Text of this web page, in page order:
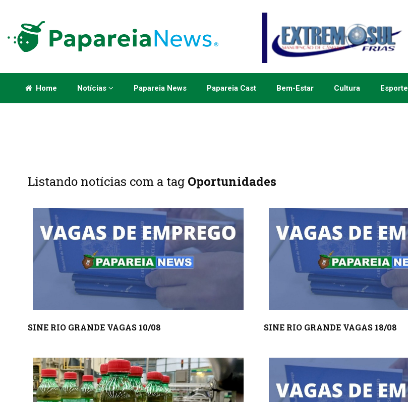
Home Notícias Papareia News Papareia Cast Bem-Estar Cultura Esporte
Listando notícias com a tag Oportunidades
SINE RIO GRANDE VAGAS 10/08 SINE RIO GRANDE VAGAS 18/08